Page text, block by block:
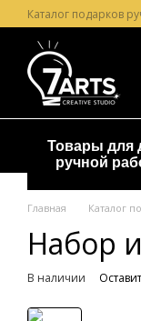
Перейти к
Каталог подарков
Лазерная
Товары для
ручной
Главная Каталог
Набор
В наличии